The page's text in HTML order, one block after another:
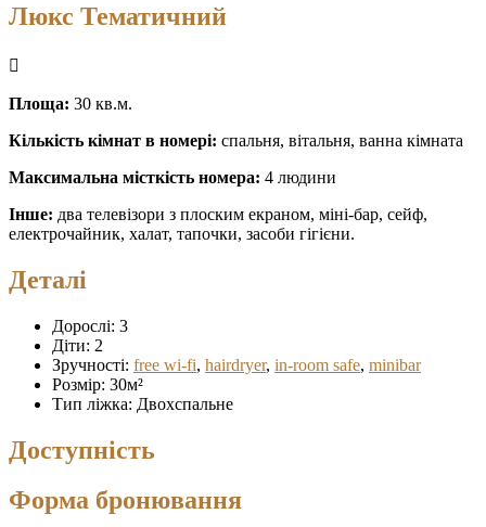
Люкс Тематичний
Площа: 30 кв.м.
Кількість кімнат в номері: спальня, вітальня, ванна кімната
Максимальна місткість номера: 4 людини
Інше: два телевізори з плоским екраном, міні-бар, сейф,
електрочайник, халат, тапочки, засоби гігієни.
Деталі
Дорослі: 3
Діти: 2
Зручності: free wi-fi, hairdryer, in-room safe, minibar
Розмір: 30м²
Тип ліжка: Двохспальне
Доступність
Форма бронювання